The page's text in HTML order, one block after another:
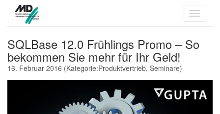
SQLBase 12.0 Frühlings Promo – So
bekommen Sie mehr für Ihr Geld!
16. Februar 2016 (Kategorie:Produktvertrieb, Seminare)